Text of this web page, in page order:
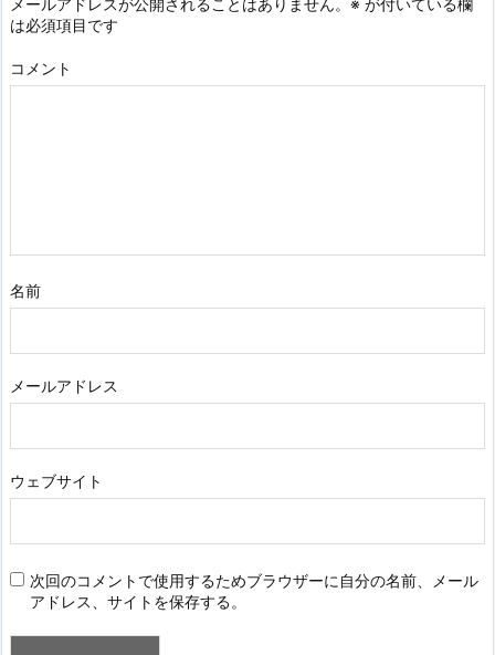
メールアドレスが公開されることはありません。 ※ が付いている欄
は必須項目です
コメント
名前
メールアドレス
ウェブサイト
次回のコメントで使用するためブラウザーに自分の名前、メール
アドレス、サイトを保存する。